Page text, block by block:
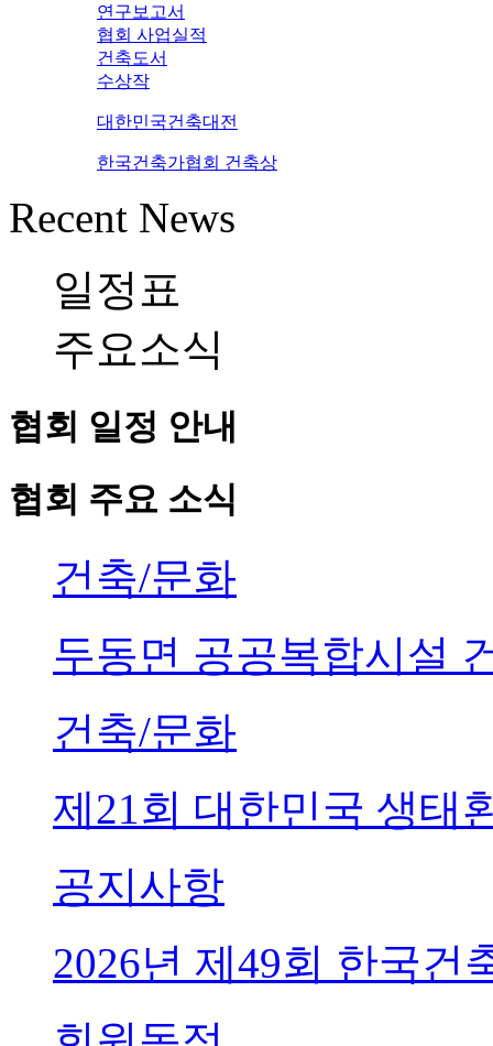
연구보고서
협회 사업실적
건축도서
수상작
대한민국건축대전
한국건축가협회 건축상
Recent News
일정표
주요소식
협회 일정 안내
협회 주요 소식
건축/문화
두동면 공공복합시설
건축/문화
제21회 대한민국 생태
공지사항
2026년 제49회 한국건